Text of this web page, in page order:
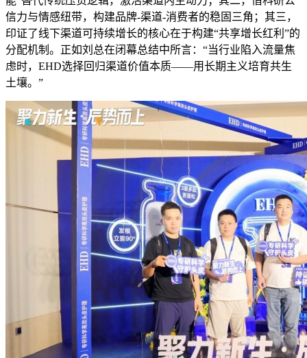
信力与情感纽带，构建品牌-渠道-消费者的稳固三角；其三，
印证了线下渠道可持续增长的核心在于构建“共享增长红利”的
分配机制。正如刘总在闭幕总结中所言：“当行业陷入流量焦
虑时，EHD选择回归渠道价值本质——用长期主义培育共生
土壤。”